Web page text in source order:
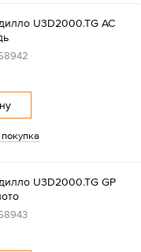
U3D2000.TG AC
U3D2000.TG GP